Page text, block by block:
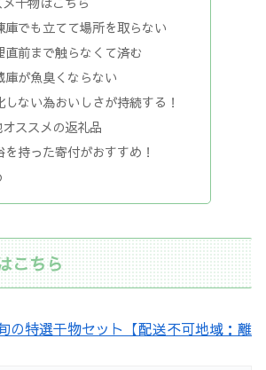
庫でも立てて場所を取らない
直前まで触らなくて済む
庫が魚臭くならない
しない為おいしさが持続する！
ススメの返礼品
を持った寄付がおすすめ！
こちら
の特選干物セット【配送不可地域：離